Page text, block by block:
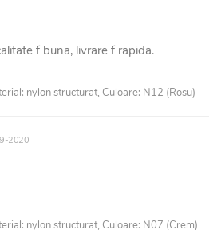
f buna, livrare f rapida.
nylon structurat, Culoare: N12 (Rosu)
2020
nylon structurat, Culoare: N07 (Crem)